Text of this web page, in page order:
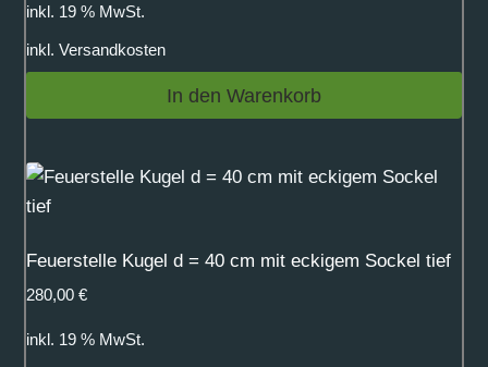
inkl. 19 % MwSt.
inkl. Versandkosten
In den Warenkorb
Feuerstelle Kugel d = 40 cm mit eckigem Sockel tief
280,00 €
inkl. 19 % MwSt.